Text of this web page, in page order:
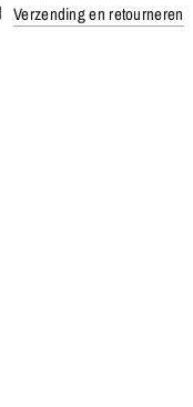
Verzending en retourneren